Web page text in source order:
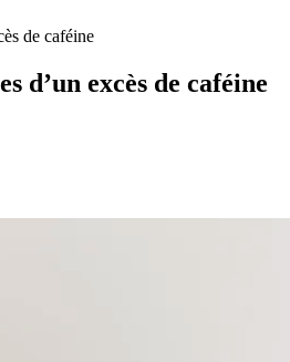
de caféine
d’un excès de caféine